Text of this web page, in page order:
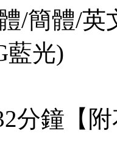
/簡體/英
藍光)
分鐘【